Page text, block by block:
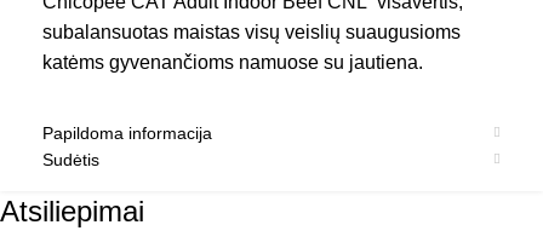
subalansuotas maistas visų veislių suaugusioms
katėms gyvenančioms namuose su jautiena.
Papildoma informacija
Sudėtis
Atsiliepimai